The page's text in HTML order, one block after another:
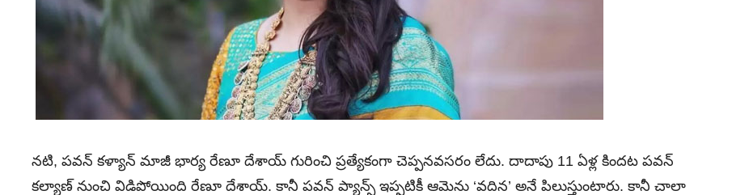
నటి, పవన్‌ కళ్యాన్‌ మాజీ భార్య రేణూ దేశాయ్ గురించి ప్రత్యేకంగా చెప్పనవసరం లేదు. దాదాపు 11 ఏళ్ల కిందట పవన్
కల్యాణ్ నుంచి విడిపోయింది రేణూ దేశాయ్. కానీ పవన్ ప్యాన్స్‌ ఇప్పటికీ ఆమెను ‘వదిన’ అనే పిలుస్తుంటారు. కానీ చాలా